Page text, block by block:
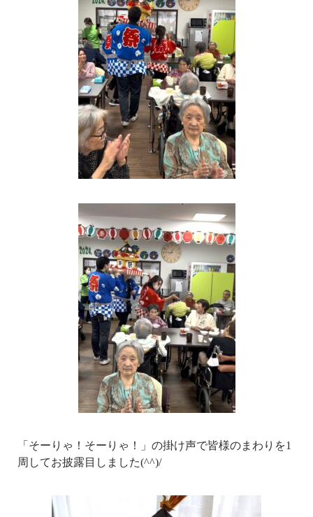
「そーりゃ！そーりゃ！」の掛け声で皆様のまわりを1
周してお披露目しました(^^)/